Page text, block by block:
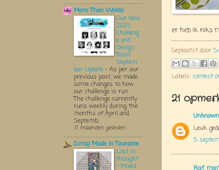
er heb ik niks
Geplaatst door
Labels: contest
21
Unknown
Leuk
5
Raf
More Than Words
Our New
2025
Challeng
e and
Design
Team
Septem
ber Update - As per our
previous post, we made
some changes to how
our challenge is run.
The challenge currently
runs weekly during the
months of April and
Septemb...
11 maanden geleden
Scrap Made in Touraine
Lost in
thought
- Mixed